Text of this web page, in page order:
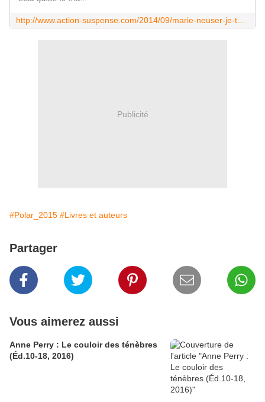
Publicité
#Polar_2015 #Livres et auteurs
Partager
Vous aimerez aussi
Anne Perry : Le couloir des ténèbres
(Éd.10-18, 2016)